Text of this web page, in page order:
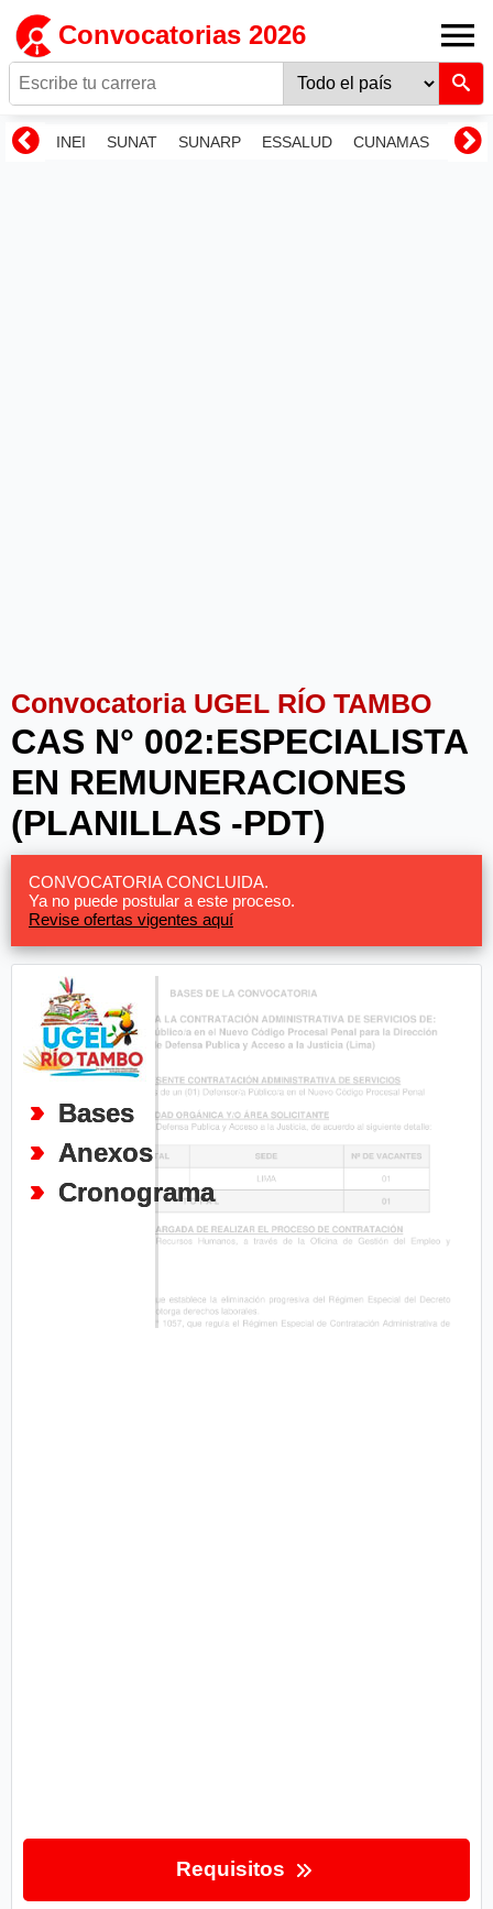
Convocatorias 2026
INEI SUNAT SUNARP ESSALUD CUNAMAS
Convocatoria UGEL RÍO TAMBO
CAS N° 002:ESPECIALISTA
EN REMUNERACIONES
(PLANILLAS -PDT)
CONVOCATORIA CONCLUIDA.
Ya no puede postular a este proceso.
Revise ofertas vigentes aquí
Bases
Anexos
Cronograma
Requisitos